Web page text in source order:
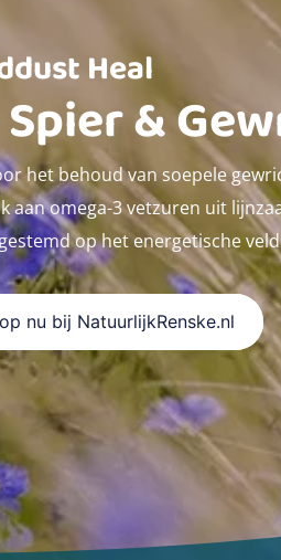
Heal
Spier &
het behoud van soepele
aan omega-3 vetzuren uit
op het energetische
nu bij NatuurlijkRenske.nl